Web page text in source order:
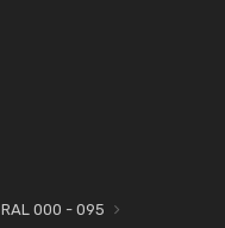
RAL 000 - 095